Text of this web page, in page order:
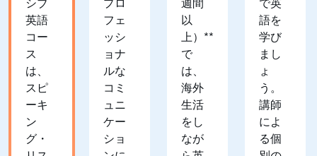
シブ
英語
コー
ス
は、
スピ
ーキ
ン
グ・
プロ
フェ
ッシ
ョナ
ルな
コミ
ュニ
ケー
ショ
週間
以
上）**
で
は、
海外
生活
をし
なが
で英
語を
学び
まし
ょ
う。
講師
によ
る個